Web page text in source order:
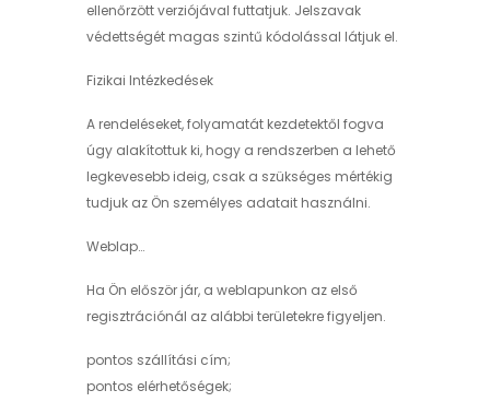
ellenőrzött verziójával futtatjuk. Jelszavak
védettségét magas szintű kódolással látjuk el.
Fizikai Intézkedések
A rendeléseket, folyamatát kezdetektől fogva
úgy alakítottuk ki, hogy a rendszerben a lehető
legkevesebb ideig, csak a szükséges mértékig
tudjuk az Ön személyes adatait használni.
Weblap…
Ha Ön először jár, a weblapunkon az első
regisztrációnál az alábbi területekre figyeljen.
pontos szállítási cím;
pontos elérhetőségek;